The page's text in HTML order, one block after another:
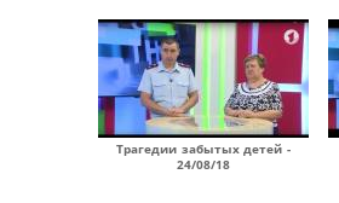
Трагедии забытых детей -
24/08/18